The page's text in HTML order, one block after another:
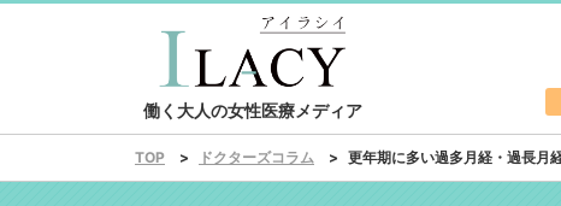
働く大人の女性医療メディア
TOP ドクターズコラム 更年期に多い過多月経・過長月